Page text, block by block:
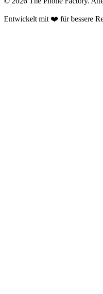
Entwickelt mit ❤️ für bessere